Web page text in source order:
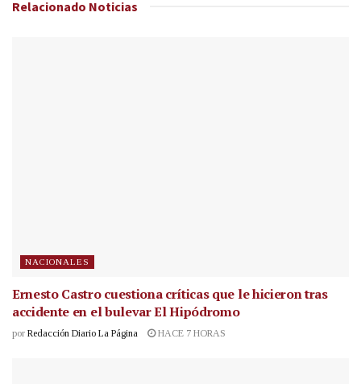
Relacionado Noticias
NACIONALES
Ernesto Castro cuestiona críticas que le hicieron tras
accidente en el bulevar El Hipódromo
por Redacción Diario La Página HACE 7 HORAS